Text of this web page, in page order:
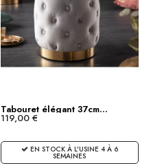
Tabouret élégant 37cm...
119,00 €
EN STOCK À L'USINE 4 À 6
SEMAINES